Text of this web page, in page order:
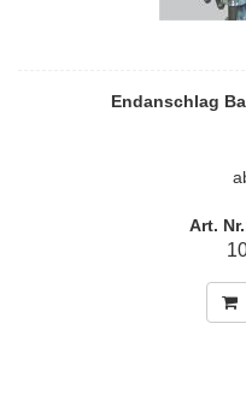
Endanschlag
Art.